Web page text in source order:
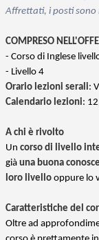
Affrettati, i posti
COMPRESO
- Corso di Inglese
- Livello 4
Orario lezioni serali:
Calendario lezioni:
A chi è rivolto
Un corso di livello
già una buona
loro livello oppure lo
Caratteristiche del
Oltre ad